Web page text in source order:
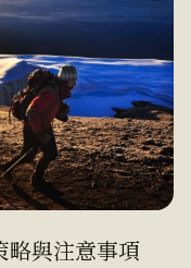
略與注意事項